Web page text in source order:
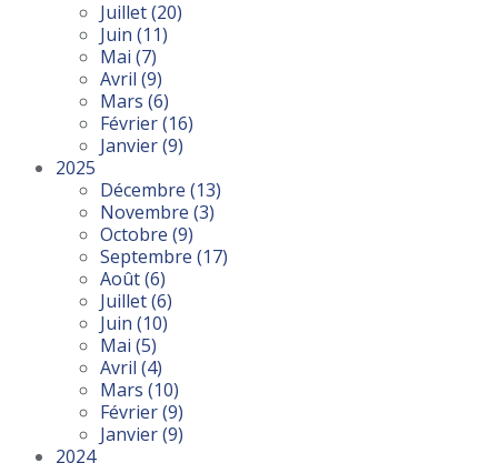
Juillet(20)
Juin (11)
Mai (7)
Avril (9)
Mars (6)
Février(16)
Janvier(9)
2025
Décembre (13)
Novembre (3)
Octobre (9)
Septembre (17)
Août(6)
Juillet(6)
Juin (10)
Mai (5)
Avril (4)
Mars (10)
Février(9)
Janvier(9)
2024